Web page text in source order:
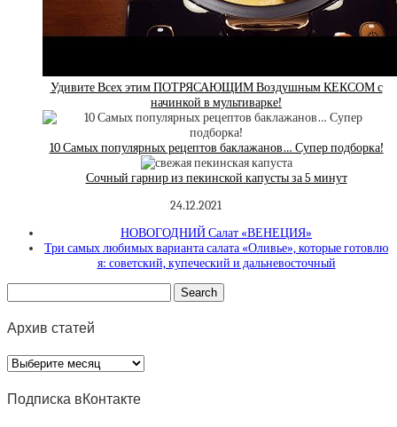
Удивите Всех этим ПОТРЯСАЮЩИМ Воздушным КЕКСОМ с
начинкой в мультиварке!
10 Самых популярных рецептов баклажанов… Супер подборка!
Сочный гарнир из пекинской капусты за 5 минут
24.12.2021
НОВОГОДНИЙ Салат «ВЕНЕЦИЯ»
Три самых любимых варианта салата «Оливье», которые готовлю
я: советский, купеческий и дальневосточный
Архив статей
Архив
статей
Подписка вКонтакте